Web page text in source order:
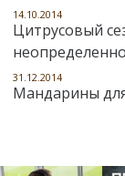
14.10.2014
Цитрусовый
31.12.2014
Мандарины